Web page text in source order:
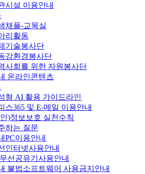
시설 이용안내
채플-교목실
리활동
기술봉사단
강환경봉사단
사회를 위한 자원봉사단
온라인콘텐츠
형 AI 활용 가이드라인
스365 및 E-메일 이용안내
)정보보호 실천수칙
하는 질문
PC이용안내
인터넷사용안내
선공유기사용안내
불법소프트웨어 사용금지안내